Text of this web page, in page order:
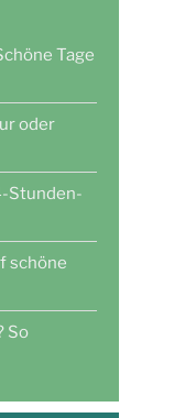
Tage
oder
Stunden-
schöne
So